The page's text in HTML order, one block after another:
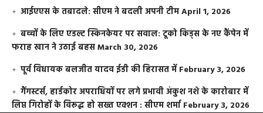
आईएएस के तबादले: सीएम ने बदली अपनी टीमApril 1, 2026
बच्चों के लिए एडल्ट स्किनकेयर पर सवाल: टूको किड्स के नए कैंपेन में
फराह खान ने उठाई बहसMarch 30, 2026
पूर्व विधायक बलजीत यादव ईडी की हिरासत में February 3, 2026
गैंगस्टर्स, हार्डकोर अपराधियों पर लगे प्रभावी अंकुश नशे के कारोबार में
लिप्त गिरोहों के विरूद्ध हो सख्त एक्शन : सीएम शर्मा February 3, 2026